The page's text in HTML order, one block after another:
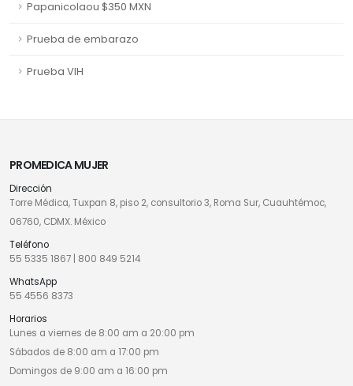
Papanicolaou $350 MXN
Prueba de embarazo
Prueba VIH
PROMEDICA MUJER
Dirección
Torre Médica, Tuxpan 8, piso 2, consultorio 3, Roma Sur, Cuauhtémoc,
06760, CDMX. México
Teléfono
55 5335 1867
800 849 5214
WhatsApp
55 4556 8373
Horarios
Lunes a viernes de 8:00 am a 20:00 pm
Sábados de 8:00 am a 17:00 pm
Domingos de 9:00 am a 16:00 pm